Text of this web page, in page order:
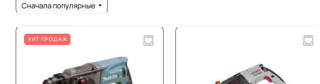
Сначала популярные
ХИТ ПРОДАЖ